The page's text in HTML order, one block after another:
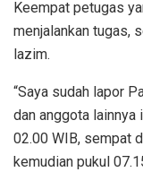
Keempat petugas
menjalankan tugas,
lazim.
“Saya sudah lapor
dan anggota lainnya
02.00 WIB, sempat
kemudian pukul